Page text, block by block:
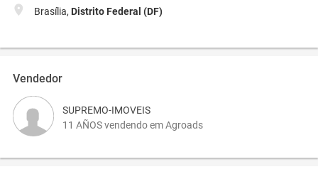
Brasília, Distrito Federal (DF)
Vendedor
SUPREMO-IMOVEIS
11 AÑOS vendendo em Agroads